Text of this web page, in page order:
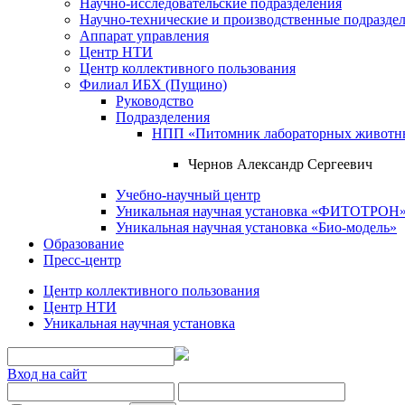
Научно-технические и производственные
Аппарат управления
Центр НТИ
Центр коллективного пользования
Филиал ИБХ (Пущино)
Руководство
Подразделения
НПП «Питомник лабораторных
Чернов Александр Сергеевич
Учебно-научный центр
Уникальная научная установка «ФИТОТРОН»
Уникальная научная установка «Био-модель»
Образование
Пресс-центр
Центр коллективного пользования
Центр НТИ
Уникальная научная установка
Вход на сайт